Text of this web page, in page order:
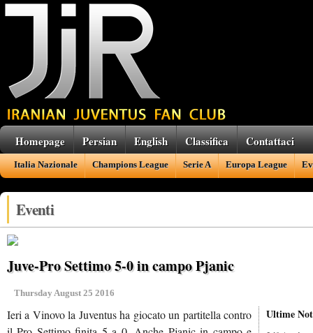
Homepage Persian English Classifica Contattaci
Italia Nazionale Champions League Serie A Europa League
Eventi
Juve-Pro Settimo 5-0 in campo Pjanic
Thursday August 25 2016
Ultime
Ieri a Vinovo la Juventus ha giocato un partitella contro